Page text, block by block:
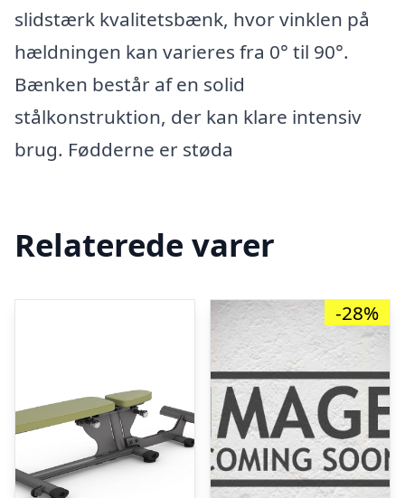
slidstærk kvalitetsbænk, hvor vinklen på
hældningen kan varieres fra 0° til 90°.
Bænken består af en solid
stålkonstruktion, der kan klare intensiv
brug. Fødderne er støda
Relaterede varer
-28%